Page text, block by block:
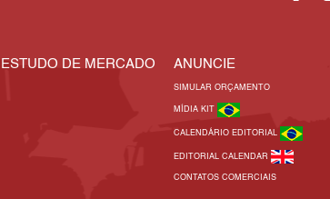
ESTUDO DE MERCADO ANUNCIE
SIMULAR ORÇAMENTO
MÍDIA KIT
CALENDÁRIO EDITORIAL
EDITORIAL CALENDAR
CONTATOS COMERCIAIS